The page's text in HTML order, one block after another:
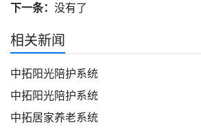
下一条： 没有了
相关新闻
中拓阳光陪护系统
中拓阳光陪护系统
中拓居家养老系统